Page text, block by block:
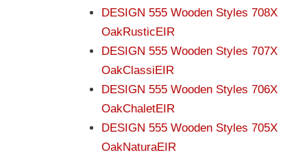
DESIGN 555 Wooden Styles 708X
OakRusticEIR
DESIGN 555 Wooden Styles 707X
OakClassiEIR
DESIGN 555 Wooden Styles 706X
OakChaletEIR
DESIGN 555 Wooden Styles 705X
OakNaturaEIR